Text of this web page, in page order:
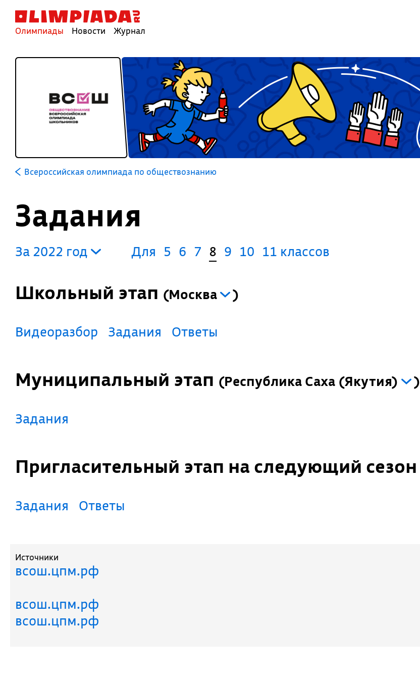
Олимпиады Новости Журнал
Всероссийская олимпиада по обществознанию
Задания
За 2022 год Для 5 6 7 8 9 10 11 классов
Школьный этап (Москва )
Видеоразбор Задания Ответы
Муниципальный этап (Республика Саха (Якутия) )
Задания
Пригласительный этап на следующий сезон
Задания Ответы
Источники
всош.цпм.рф
всош.цпм.рф
всош.цпм.рф